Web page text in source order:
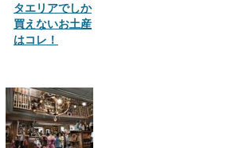
タエリアでしか
買えないお土産
はコレ！